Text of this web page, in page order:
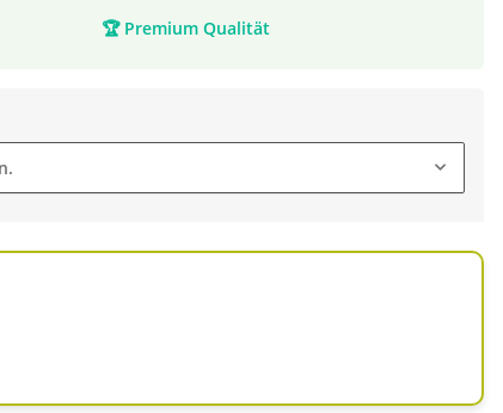
🏆 Premium Qualität